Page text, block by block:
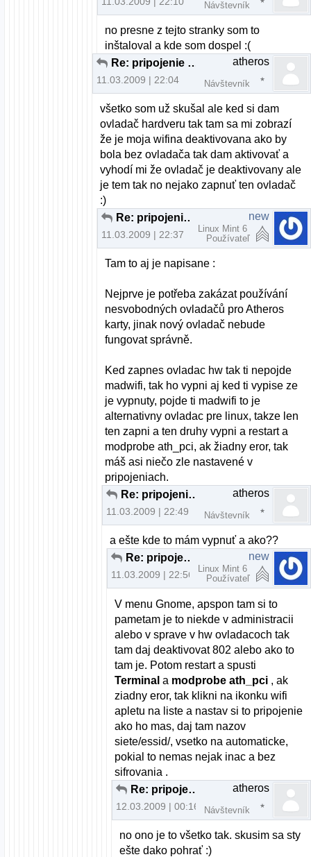
Návštevník
no presne z tejto stranky som to
inštaloval a kde som dospel :(
Re: pripojenie cez wifi
11.03.2009 | 22:04
atheros
Návštevník
všetko som už skušal ale ked si dam
ovladač hardveru tak tam sa mi zobrazí
že je moja wifina deaktivovana ako by
bola bez ovladača tak dam aktivovať a
vyhodí mi že ovladač je deaktivovany ale
je tem tak no nejako zapnuť ten ovladač
:)
Re: pripojenie cez wifi
11.03.2009 | 22:37
new
Linux Mint 6
Používateľ
Tam to aj je napisane :
Nejprve je potřeba zakázat používání
nesvobodných ovladačů pro Atheros
karty, jinak nový ovladač nebude
fungovat správně.
Ked zapnes ovladac hw tak ti nepojde
madwifi, tak ho vypni aj ked ti vypise ze
je vypnuty, pojde ti madwifi to je
alternativny ovladac pre linux, takze len
ten zapni a ten druhy vypni a restart a
modprobe ath_pci, ak žiadny eror, tak
máš asi niečo zle nastavené v
pripojeniach.
Re: pripojenie cez wifi
11.03.2009 | 22:49
atheros
Návštevník
a ešte kde to mám vypnuť a ako??
Re: pripojenie cez wifi
11.03.2009 | 22:56
new
Linux Mint 6
Používateľ
V menu Gnome, apspon tam si to
pametam je to niekde v administracii
alebo v sprave v hw ovladacoch tak
tam daj deaktivovat 802 alebo ako to
tam je. Potom restart a spusti
Terminal a modprobe ath_pci , ak
ziadny eror, tak klikni na ikonku wifi
apletu na liste a nastav si to pripojenie
ako ho mas, daj tam nazov
siete/essid/, vsetko na automaticke,
pokial to nemas nejak inac a bez
sifrovania .
Re: pripojenie cez wifi
12.03.2009 | 00:16
atheros
Návštevník
no ono je to všetko tak. skusim sa sty
ešte dako pohrať :)